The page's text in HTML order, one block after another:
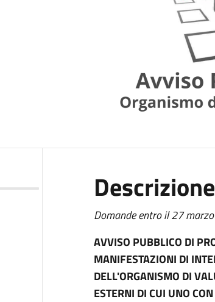
Descrizione
Domande entro il 27
AVVISO PUBBLICO DI
MANIFESTAZIONI DI
DELL'ORGANISMO DI
ESTERNI DI CUI UNO